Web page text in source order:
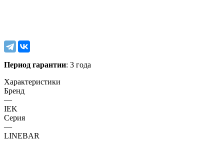
Период гарантии: 3 года
Характеристики
Бренд
—
IEK
Серия
—
LINEBAR